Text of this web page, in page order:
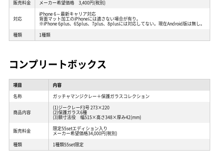
販売料金 メーカー希望価格 3,400円(税別)
対応
iPhone 6～最新キャリア対応
背面マット加工のiPhoneには適さない場合が有り。
※iPhone 6plus、6Splus、7plus、8plusには対応してない。現在Android版は無し。
種類
1種類
コンプリートボックス
項目
内容
名称
ガッチャマンジクレー＋保護ガラスコレクション
商品内容
(1)ジークレーF3号 273×220
(2)保護ガラス6種
(3)額寸法役 幅515×高さ348×厚み42(mm)
販売料金 限定55setエディション入り
メーカー希望価格34,000円(税別)
種類
1種類55set限定